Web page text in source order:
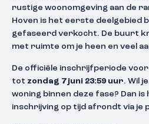
rustige woonomgeving aan de
Hoven is het eerste deelgebied
gefaseerd verkocht. De buurt
met ruimte om je heen en veel
De officiële inschrijfperiode voor
tot zondag 7 juni 23:59 uur. Wil
woning binnen deze fase? Dan
inschrijving op tijd afrondt via je